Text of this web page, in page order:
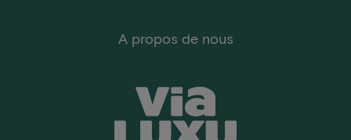
A propos de nous